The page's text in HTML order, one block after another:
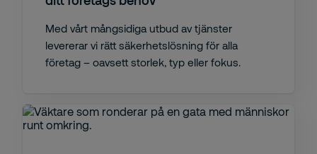
Med vårt mångsidiga utbud av tjänster
levererar vi rätt säkerhetslösning för alla
företag – oavsett storlek, typ eller fokus.